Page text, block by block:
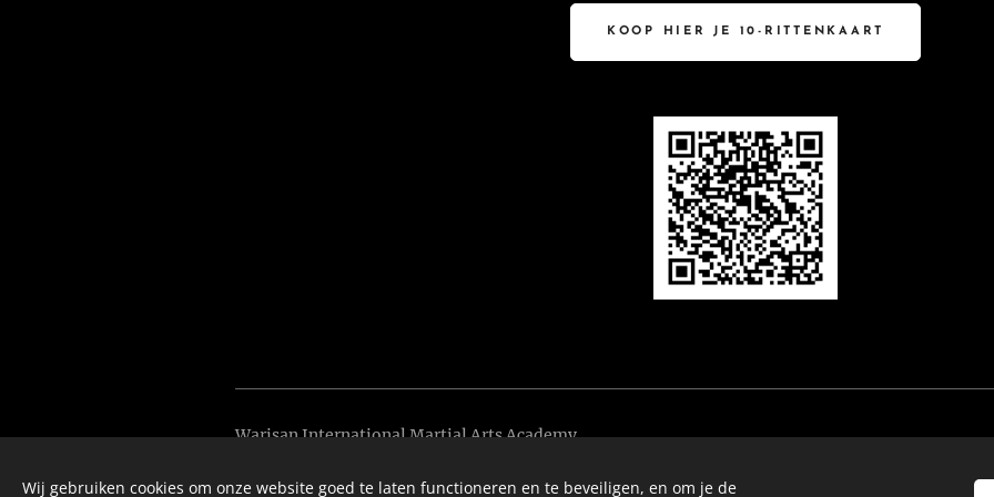
KOOP HIER JE 10-RITTENKAART
Warisan International Martial Arts Academy
Wij gebruiken cookies om onze website goed te laten functioneren en te beveiligen, en om je de